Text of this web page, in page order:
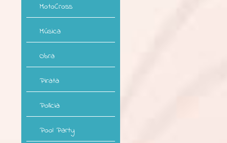
MotoCross
Música
Obra
Pirata
Polícia
Pool Party